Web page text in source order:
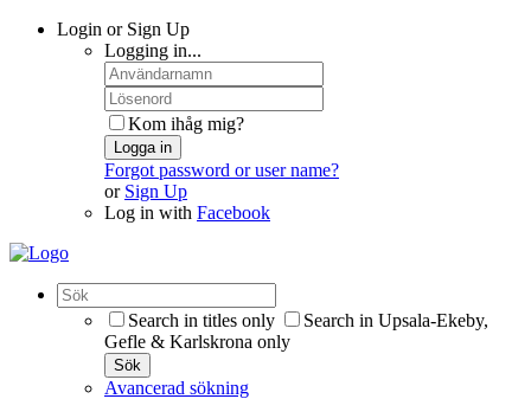
Login or Sign Up
Logging in...
Kom ihåg mig?
Logga in
Forgot password or user name?
or Sign Up
Log in with Facebook
Search in titles only
Search in Upsala-Ekeby,
Gefle & Karlskrona only
Sök
Avancerad sökning